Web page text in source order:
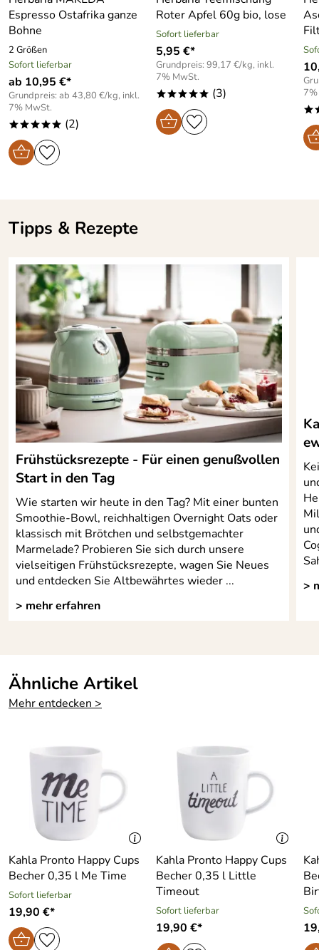
Espresso Ostafrika ganze
Bohne
2 Größen
Sofort lieferbar
ab 10,95 €*
Grundpreis: ab 43,80 €/kg, inkl.
7% MwSt.
***** (2)
Roter Apfel 60g bio, lose
Sofort lieferbar
5,95 €*
Grundpreis: 99,17 €/kg, inkl.
7% MwSt.
***** (3)
Tipps & Rezepte
Frühstücksrezepte - Für einen genußvollen
Start in den Tag
Wie starten wir heute in den Tag? Mit einer bunten
Smoothie-Bowl, reichhaltigen Overnight Oats oder
klassisch mit Brötchen und selbstgemachter
Marmelade? Probieren Sie sich durch unsere
vielseitigen Frühstücksrezepte, wagen Sie Neues
und entdecken Sie Altbewährtes wieder ...
> mehr erfahren
>
Ähnliche Artikel
Mehr entdecken >
Kahla Pronto Happy Cups
Becher 0,35 l Me Time
Sofort lieferbar
19,90 €*
Kahla Pronto Happy Cups
Becher 0,35 l Little
Timeout
Sofort lieferbar
19,90 €*